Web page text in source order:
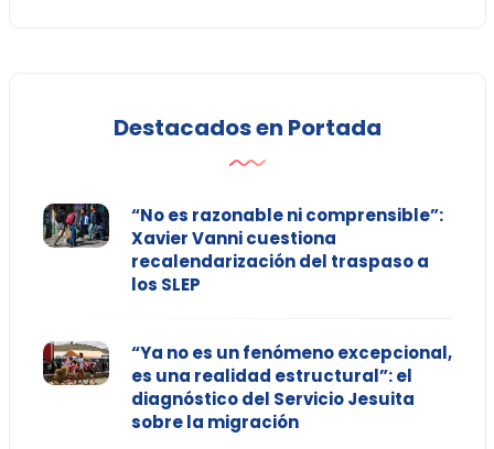
Destacados en Portada
“No es razonable ni comprensible”:
Xavier Vanni cuestiona
recalendarización del traspaso a
los SLEP
“Ya no es un fenómeno excepcional,
es una realidad estructural”: el
diagnóstico del Servicio Jesuita
sobre la migración